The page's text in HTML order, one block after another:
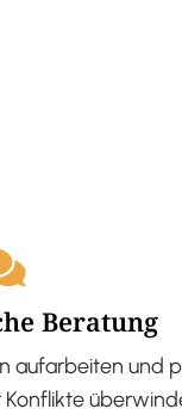
Beratung
aufarbeiten und